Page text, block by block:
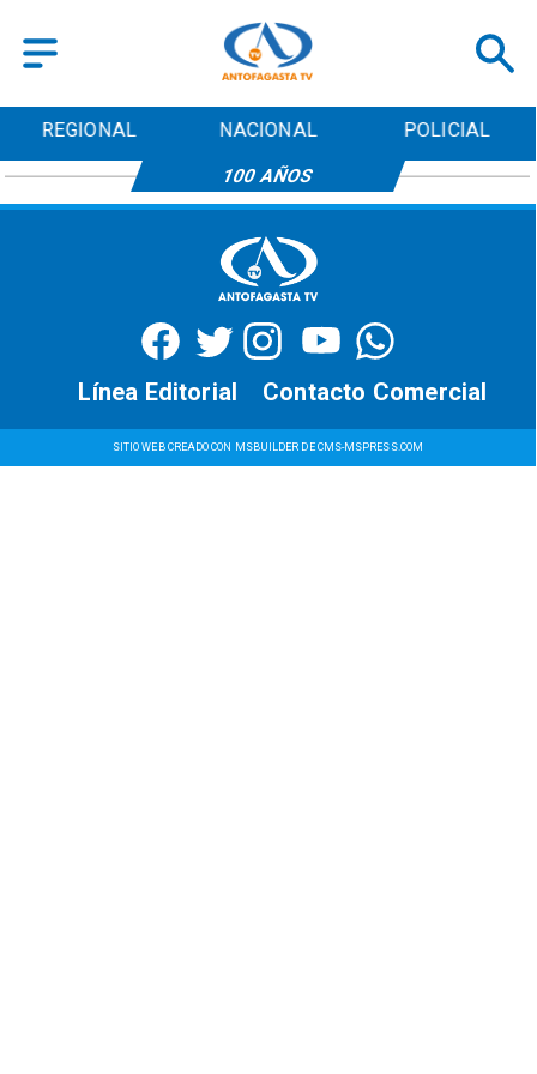
REGIONAL NACIONAL POLICIAL
100 AÑOS
SITIO WEB CREADO CON MSBUILDER DE CMS-MSPRESS.COM
Contacto Comercial
Línea Editorial